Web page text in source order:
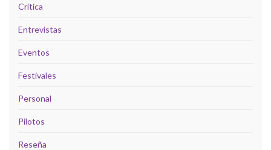
Crítica
Entrevistas
Eventos
Festivales
Personal
Pilotos
Reseña